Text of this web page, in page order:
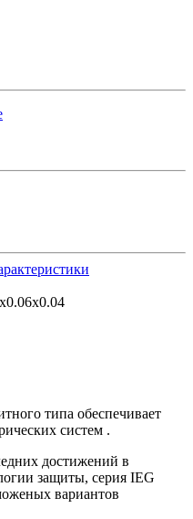
типа обеспечивает
систем .
достижений в
защиты, серия IEG
вариантов